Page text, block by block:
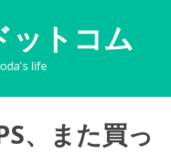
ットコム
life
、また買っ